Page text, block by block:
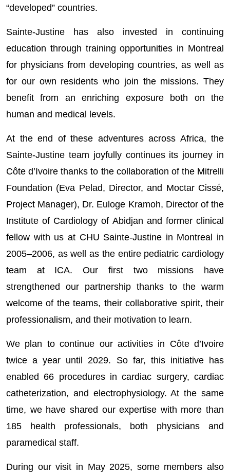
“developed” countries.
Sainte-Justine has also invested in continuing
education through training opportunities in Montreal
for physicians from developing countries, as well as
for our own residents who join the missions. They
benefit from an enriching exposure both on the
human and medical levels.
At the end of these adventures across Africa, the
Sainte-Justine team joyfully continues its journey in
Côte d’Ivoire thanks to the collaboration of the Mitrelli
Foundation (Eva Pelad, Director, and Moctar Cissé,
Project Manager), Dr. Euloge Kramoh, Director of the
Institute of Cardiology of Abidjan and former clinical
fellow with us at CHU Sainte-Justine in Montreal in
2005–2006, as well as the entire pediatric cardiology
team at ICA. Our first two missions have
strengthened our partnership thanks to the warm
welcome of the teams, their collaborative spirit, their
professionalism, and their motivation to learn.
We plan to continue our activities in Côte d’Ivoire
twice a year until 2029. So far, this initiative has
enabled 66 procedures in cardiac surgery, cardiac
catheterization, and electrophysiology. At the same
time, we have shared our expertise with more than
185 health professionals, both physicians and
paramedical staff.
During our visit in May 2025, some members also